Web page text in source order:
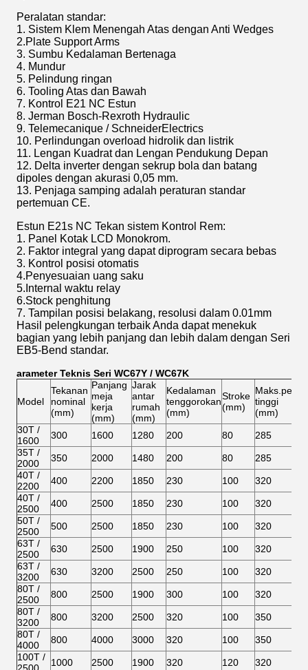
Peralatan standar:
1. Sistem Klem Menengah Atas dengan Anti Wedges
2.Plate Support Arms
3. Sumbu Kedalaman Bertenaga
4. Mundur
5. Pelindung ringan
6. Tooling Atas dan Bawah
7. Kontrol E21 NC Estun
8. Jerman Bosch-Rexroth Hydraulic
9. Telemecanique / SchneiderElectrics
10. Perlindungan overload hidrolik dan listrik
11. Lengan Kuadrat dan Lengan Pendukung Depan
12. Delta inverter dengan sekrup bola dan batang
dipoles dengan akurasi 0,05 mm.
13. Penjaga samping adalah peraturan standar
pertemuan CE.
Estun E21s NC Tekan sistem Kontrol Rem:
1. Panel Kotak LCD Monokrom.
2. Faktor integral yang dapat diprogram secara bebas
3. Kontrol posisi otomatis
4.Penyesuaian uang saku
5.Internal waktu relay
6.Stock penghitung
7. Tampilan posisi belakang, resolusi dalam 0.01mm
Hasil pelengkungan terbaik Anda dapat menekuk
bagian yang lebih panjang dan lebih dalam dengan Seri
EB5-Bend standar.
Parameter Teknis Seri WC67Y / WC67K
Model
Tekanan
nominal
(mm)
Panjang
meja
kerja
(mm)
Jarak
antar
rumah
(mm)
Kedalaman
tenggorokan
(mm)
Stroke
(mm)
tinggi
(mm)
30T /
1600
300 1600 1280 200 80
285
35T /
2000
350 2000 1480 200 80
285
40T /
2200
400 2200 1850 230 100
320
40T /
2500
400 2500 1850 230 100
320
50T /
2500
500 2500 1850 230 100
320
63T /
2500
630 2500 1900 250 100
320
63T /
3200
630 3200 2500 250 100
320
80T /
2500
800 2500 1900 300 100
320
80T /
3200
800 3200 2500 320 100
350
80T /
4000
800 4000 3000 320 100
350
100T / 1000 2500 1900 320 120 320